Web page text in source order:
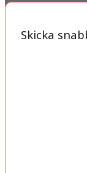
Skicka